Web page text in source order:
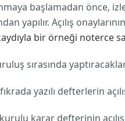
başlamadan önce,
yapılır. Açılış
bir örneği noterce
sırasında
yazılı defterlerin
karar defterinin